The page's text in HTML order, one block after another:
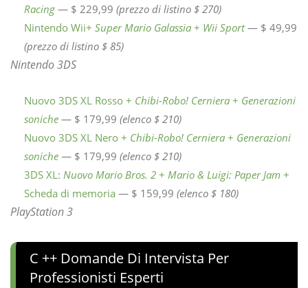
Racing — $ 229,99 (prezzo di listino $ 270)
Nintendo Wii+ Super Mario Galassia + Wii Sport — $ 49,99
(prezzo di listino $ 85)
Nintendo 3DS
Nuovo 3DS XL Rosso + Chibi-Robo! Cerniera + Generazioni
soniche — $ 179,99 (elenco $ 210)
Nuovo 3DS XL Nero + Chibi-Robo! Cerniera + Generazioni
soniche — $ 179,99 (elenco $ 210)
3DS XL: Nuovo Mario Bros. 2 + Mario & Luigi: Paper Jam +
Scheda di memoria — $ 159,99 (elenco $ 180)
PlayStation 3
C ++ Domande Di Intervista Per
Professionisti Esperti